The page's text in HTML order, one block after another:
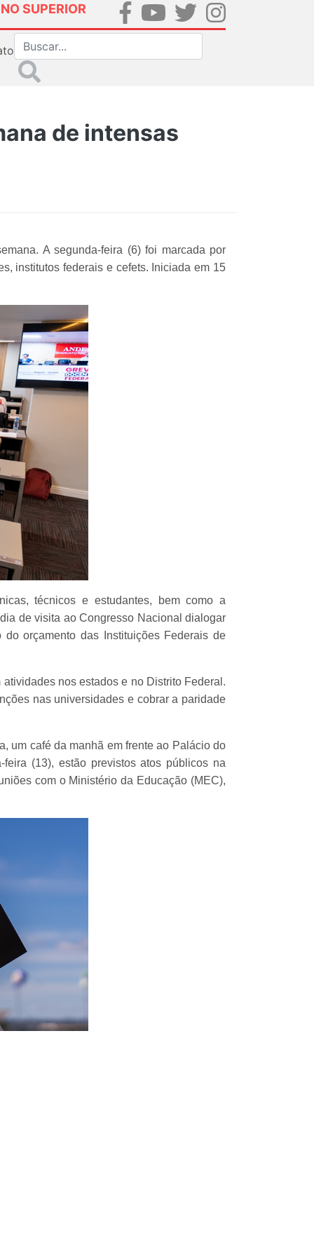
SUPERIOR
de intensas
A segunda-feira (6) foi marcada por
institutos federais e cefets. Iniciada em 15
técnicos e estudantes, bem como a
de visita ao Congresso Nacional dialogar
orçamento das Instituições Federais de
nos estados e no Distrito Federal.
nas universidades e cobrar a paridade
um café da manhã em frente ao Palácio do
(13), estão previstos atos públicos na
com o Ministério da Educação (MEC),